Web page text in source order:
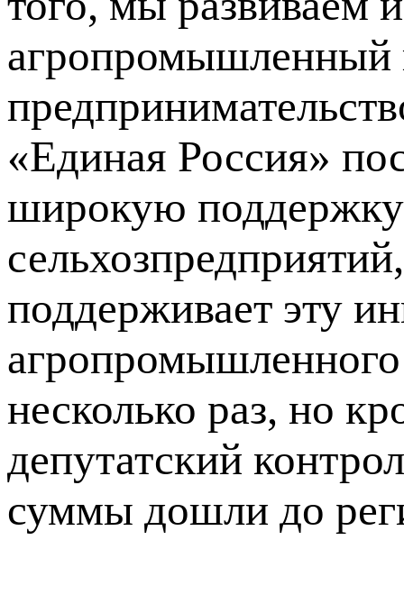
агропромышленный
«Единая Россия»
широкую поддержку
поддерживает эту
несколько раз, но
депутатский
суммы дошли до